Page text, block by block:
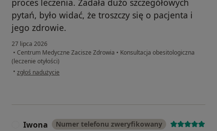
proces leczenia. Zadała dużo szczegółowych
pytań, było widać, że troszczy się o pacjenta i
jego zdrowie.
27 lipca 2026
• Centrum Medyczne Zacisze Zdrowia • Konsultacja obesitologiczna
(leczenie otyłości)
• w opinii użytkownika Ola
zgłoś nadużycie
Iwona Numer telefonu zweryfikowany